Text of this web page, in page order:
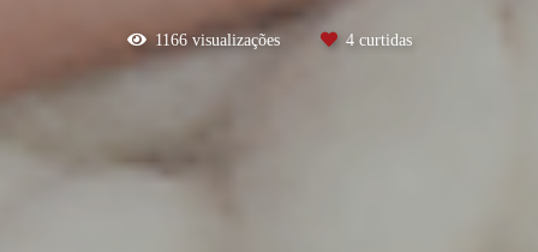
1166visualizações 4curtidas